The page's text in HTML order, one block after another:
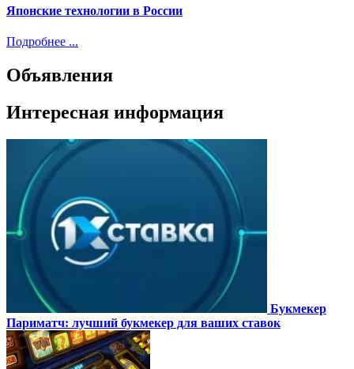
Японские технологии в России
Подробнее ...
Объявления
Интересная информация
Букмекер
Париматч: лучший букмекер для ваших ставок